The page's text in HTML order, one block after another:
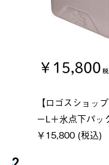
【ロゴスショッ
ーL＋氷点下パッ
￥15,800 (税込)